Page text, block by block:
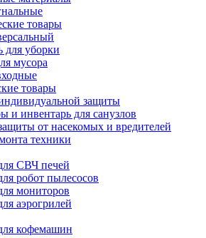
товары
для уборки
мусора
товары
защиты
и инвентарь для санузлов
от насекомых и вредителей
техники
СВЧ печей
робот пылесосов
мониторов
аэрогрилей
кофемашин